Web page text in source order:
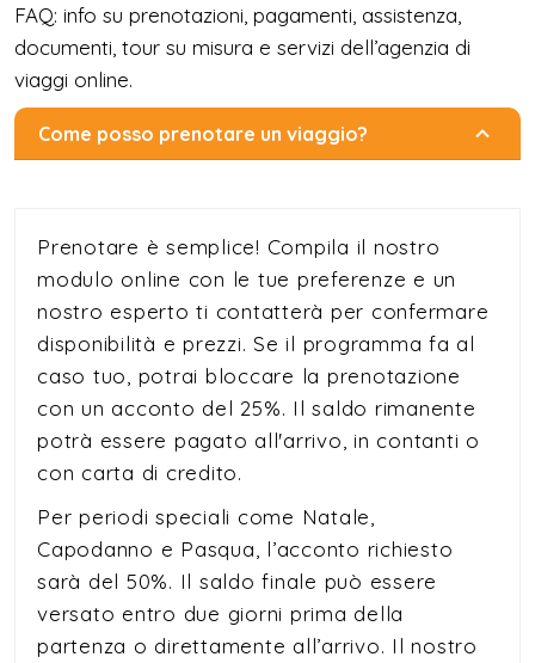
FAQ: info su prenotazioni, pagamenti, assistenza,
documenti, tour su misura e servizi dell’agenzia di
viaggi online.
Come posso prenotare un viaggio?
Prenotare è semplice! Compila il nostro
modulo online con le tue preferenze e un
nostro esperto ti contatterà per confermare
disponibilità e prezzi. Se il programma fa al
caso tuo, potrai bloccare la prenotazione
con un acconto del 25%. Il saldo rimanente
potrà essere pagato all'arrivo, in contanti o
con carta di credito.
Per periodi speciali come Natale,
Capodanno e Pasqua, l’acconto richiesto
sarà del 50%. Il saldo finale può essere
versato entro due giorni prima della
partenza o direttamente all’arrivo. Il nostro